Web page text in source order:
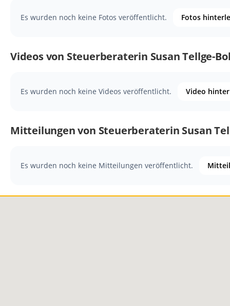
Es wurden noch keine Fotos veröffentlicht. Fotos
Videos von Steuerberaterin Susan Tellge-
Es wurden noch keine Videos veröffentlicht. Video
Mitteilungen von Steuerberaterin Susan
Es wurden noch keine Mitteilungen veröffentlicht.